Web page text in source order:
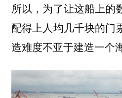
所以，为了让这船上的
配得上人均几千块的门
造难度不亚于建造一个